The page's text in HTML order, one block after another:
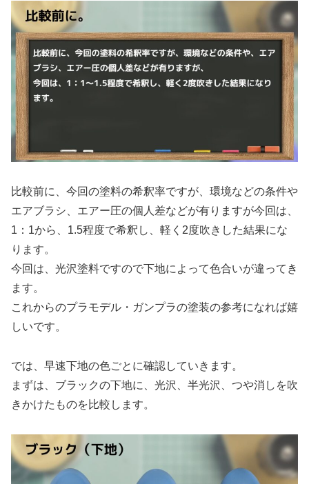
比較前に、今回の塗料の希釈率ですが、環境などの条件や
エアブラシ、エアー圧の個人差などが有りますが今回は、
1：1から、1.5程度で希釈し、軽く2度吹きした結果にな
ります。
今回は、光沢塗料ですので下地によって色合いが違ってき
ます。
これからのプラモデル・ガンプラの塗装の参考になれば嬉
しいです。
では、早速下地の色ごとに確認していきます。
まずは、ブラックの下地に、光沢、半光沢、つや消しを吹
きかけたものを比較します。